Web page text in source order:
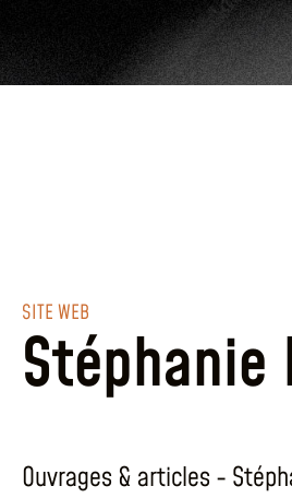
SITE WEB
Stéphanie
Ouvrages & articles -